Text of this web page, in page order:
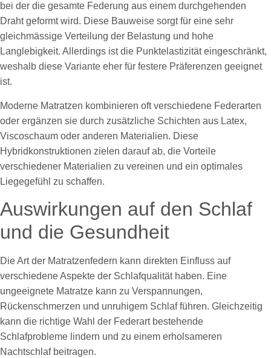
bei der die gesamte Federung aus einem durchgehenden
Draht geformt wird. Diese Bauweise sorgt für eine sehr
gleichmässige Verteilung der Belastung und hohe
Langlebigkeit. Allerdings ist die Punktelastizität eingeschränkt,
weshalb diese Variante eher für festere Präferenzen geeignet
ist.
Moderne Matratzen kombinieren oft verschiedene Federarten
oder ergänzen sie durch zusätzliche Schichten aus Latex,
Viscoschaum oder anderen Materialien. Diese
Hybridkonstruktionen zielen darauf ab, die Vorteile
verschiedener Materialien zu vereinen und ein optimales
Liegegefühl zu schaffen.
Auswirkungen auf den Schlaf
und die Gesundheit
Die Art der Matratzenfedern kann direkten Einfluss auf
verschiedene Aspekte der Schlafqualität haben. Eine
ungeeignete Matratze kann zu Verspannungen,
Rückenschmerzen und unruhigem Schlaf führen. Gleichzeitig
kann die richtige Wahl der Federart bestehende
Schlafprobleme lindern und zu einem erholsameren
Nachtschlaf beitragen.